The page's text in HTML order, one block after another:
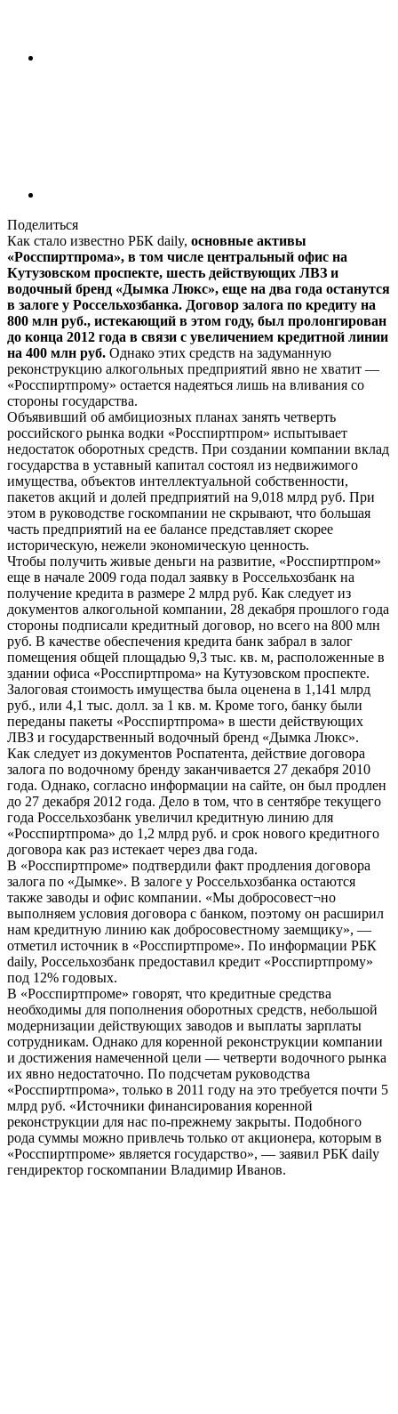
Поделиться
Как стало известно РБК daily, основные активы
«Росспиртпрома», в том числе центральный офис на
Кутузовском проспекте, шесть действующих ЛВЗ и
водочный бренд «Дымка Люкс», еще на два года останутся
в залоге у Россельхозбанка. Договор залога по кредиту на
800 млн руб., истекающий в этом году, был пролонгирован
до конца 2012 года в связи с увеличением кредитной линии
на 400 млн руб. Однако этих средств на задуманную
реконструкцию алкогольных предприятий явно не хватит —
«Росспиртпрому» остается надеяться лишь на вливания со
стороны государства.
Объявивший об амбициозных планах занять четверть
российского рынка водки «Росспиртпром» испытывает
недостаток оборотных средств. При создании компании вклад
государства в уставный капитал состоял из недвижимого
имущества, объектов интеллектуальной собственности,
пакетов акций и долей предприятий на 9,018 млрд руб. При
этом в руководстве госкомпании не скрывают, что большая
часть предприятий на ее балансе представляет скорее
историческую, нежели экономическую ценность.
Чтобы получить живые деньги на развитие, «Росспиртпром»
еще в начале 2009 года подал заявку в Россельхозбанк на
получение кредита в размере 2 млрд руб. Как следует из
документов алкогольной компании, 28 декабря прошлого года
стороны подписали кредитный договор, но всего на 800 млн
руб. В качестве обеспечения кредита банк забрал в залог
помещения общей площадью 9,3 тыс. кв. м, расположенные в
здании офиса «Росспиртпрома» на Кутузовском проспекте.
Залоговая стоимость имущества была оценена в 1,141 млрд
руб., или 4,1 тыс. долл. за 1 кв. м. Кроме того, банку были
переданы пакеты «Росспиртпрома» в шести действующих
ЛВЗ и государственный водочный бренд «Дымка Люкс».
Как следует из документов Роспатента, действие договора
залога по водочному бренду заканчивается 27 декабря 2010
года. Однако, согласно информации на сайте, он был продлен
до 27 декабря 2012 года. Дело в том, что в сентябре текущего
года Россельхозбанк увеличил кредитную линию для
«Росспиртпрома» до 1,2 млрд руб. и срок нового кредитного
договора как раз истекает через два года.
В «Росспиртпроме» подтвердили факт продления договора
залога по «Дымке». В залоге у Россельхозбанка остаются
также заводы и офис компании. «Мы добросовест¬но
выполняем условия договора с банком, поэтому он расширил
нам кредитную линию как добросовестному заемщику», —
отметил источник в «Росспиртпроме». По информации РБК
daily, Россельхозбанк предоставил кредит «Росспиртпрому»
под 12% годовых.
В «Росспиртпроме» говорят, что кредитные средства
необходимы для пополнения оборотных средств, небольшой
модернизации действующих заводов и выплаты зарплаты
сотрудникам. Однако для коренной реконструкции компании
и достижения намеченной цели — четверти водочного рынка
их явно недостаточно. По подсчетам руководства
«Росспиртпрома», только в 2011 году на это требуется почти 5
млрд руб. «Источники финансирования коренной
реконструкции для нас по-прежнему закрыты. Подобного
рода суммы можно привлечь только от акционера, которым в
«Росспиртпроме» является государство», — заявил РБК daily
гендиректор госкомпании Владимир Иванов.